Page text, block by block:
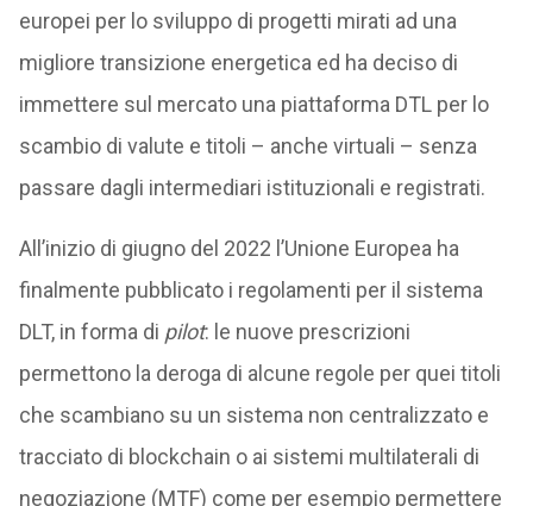
europei per lo sviluppo di progetti mirati ad una
migliore transizione energetica ed ha deciso di
immettere sul mercato una piattaforma DTL per lo
scambio di valute e titoli – anche virtuali – senza
passare dagli intermediari istituzionali e registrati.
All’inizio di giugno del 2022 l’Unione Europea ha
finalmente pubblicato i regolamenti per il sistema
DLT, in forma di pilot: le nuove prescrizioni
permettono la deroga di alcune regole per quei titoli
che scambiano su un sistema non centralizzato e
tracciato di blockchain o ai sistemi multilaterali di
negoziazione (MTF) come per esempio permettere